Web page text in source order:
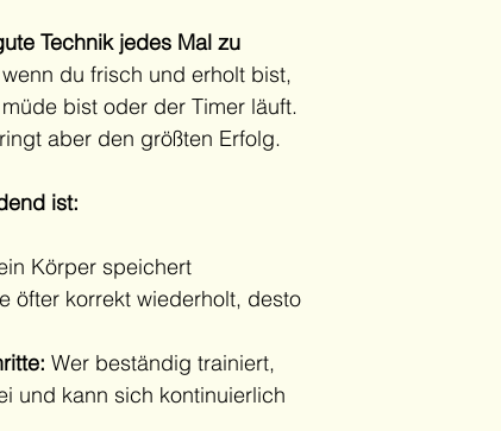
Technik jedes Mal zu
du frisch und erholt bist,
bist oder der Timer läuft.
aber den größten Erfolg.
ist:
Körper speichert
öfter korrekt wiederholt, desto
Wer beständig trainiert,
und kann sich kontinuierlich